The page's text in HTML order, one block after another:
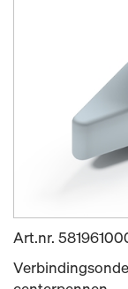
Art.nr.